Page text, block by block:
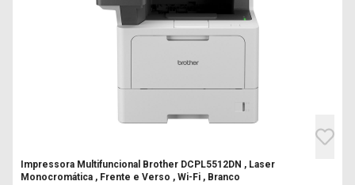
Impressora Multifuncional Brother DCPL5512DN , Laser
Monocromática , Frente e Verso , Wi-Fi , Branco